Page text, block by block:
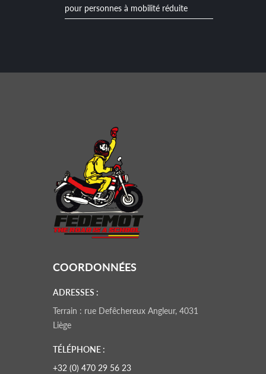
pour personnes à mobilité réduite
COORDONNÉES
ADRESSES :
Terrain : rue Defêchereux Angleur, 4031
Liège
TÉLÉPHONE :
+32 (0) 470 29 56 23